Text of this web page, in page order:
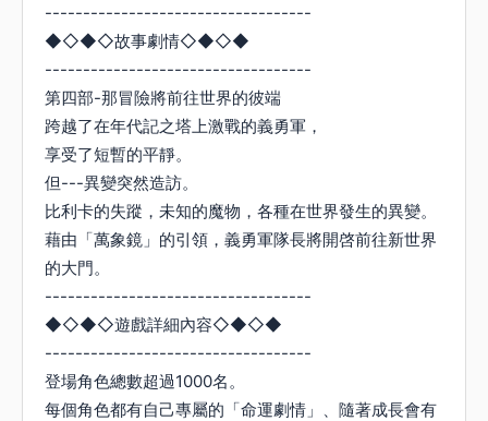
-----------------------------------
◆◇◆◇故事劇情◇◆◇◆
-----------------------------------
第四部-那冒險將前往世界的彼端
跨越了在年代記之塔上激戰的義勇軍，
享受了短暫的平靜。
但---異變突然造訪。
比利卡的失蹤，未知的魔物，各種在世界發生的異變。
藉由「萬象鏡」的引領，義勇軍隊長將開啓前往新世界
的大門。
-----------------------------------
◆◇◆◇遊戲詳細內容◇◆◇◆
-----------------------------------
登場角色總數超過1000名。
每個角色都有自己專屬的「命運劇情」、隨著成長會有